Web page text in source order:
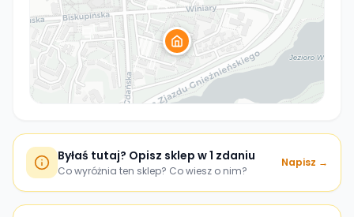
Byłaś tutaj? Opisz sklep w 1 zdaniu
Co wyróżnia ten sklep? Co wiesz o nim?
Napisz →